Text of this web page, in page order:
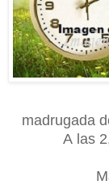
madrugada
Alas